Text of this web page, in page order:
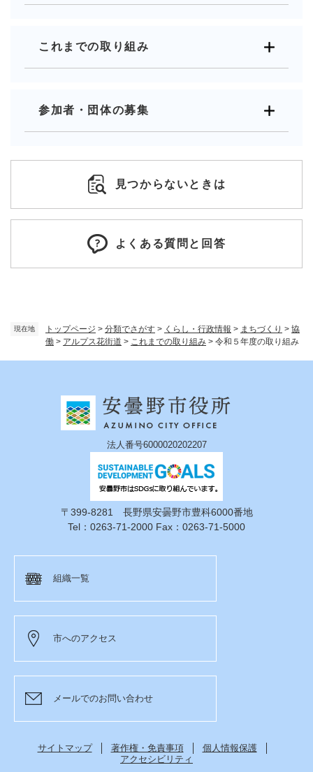
現在地 トップページ > 分類でさがす > くらし・行政情報 > まちづくり > 協
働 > アルプス花街道 > これまでの取り組み > 令和５年度の取り組み
これまでの取り組み
参加者・団体の募集
見つからないときは
よくある質問と回答
法人番号6000020202207
〒399-8281 長野県安曇野市豊科6000番地
Tel：0263-71-2000 Fax：0263-71-5000
組織一覧
市へのアクセス
メールでのお問い合わせ
サイトマップ 著作権・免責事項
個人情報保護
アクセシビリティ